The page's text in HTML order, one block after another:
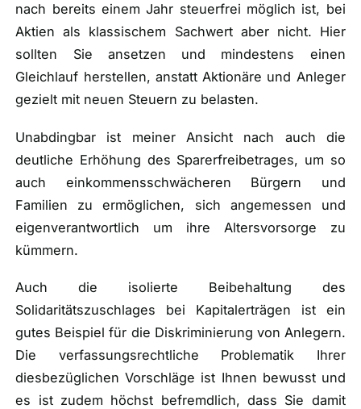
nach bereits einem Jahr steuerfrei möglich ist, bei
Aktien als klassischem Sachwert aber nicht. Hier
sollten Sie ansetzen und mindestens einen
Gleichlauf herstellen, anstatt Aktionäre und Anleger
gezielt mit neuen Steuern zu belasten.
Unabdingbar ist meiner Ansicht nach auch die
deutliche Erhöhung des Sparerfreibetrages, um so
auch einkommensschwächeren Bürgern und
Familien zu ermöglichen, sich angemessen und
eigenverantwortlich um ihre Altersvorsorge zu
kümmern.
Auch die isolierte Beibehaltung des
Solidaritätszuschlages bei Kapitalerträgen ist ein
gutes Beispiel für die Diskriminierung von Anlegern.
Die verfassungsrechtliche Problematik Ihrer
diesbezüglichen Vorschläge ist Ihnen bewusst und
es ist zudem höchst befremdlich, dass Sie damit